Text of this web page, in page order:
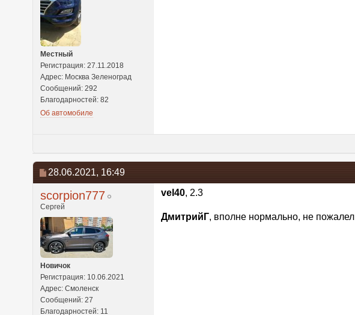
Местный
Регистрация: 27.11.2018
Адрес: Москва Зеленоград
Сообщений: 292
Благодарностей: 82
Об автомобиле
28.06.2021, 16:49
scorpion777
Сергей
Новичок
Регистрация: 10.06.2021
Адрес: Смоленск
Сообщений: 27
Благодарностей: 11
vel40, 2.3
ДмитрийГ, вполне нормально, не пожалел